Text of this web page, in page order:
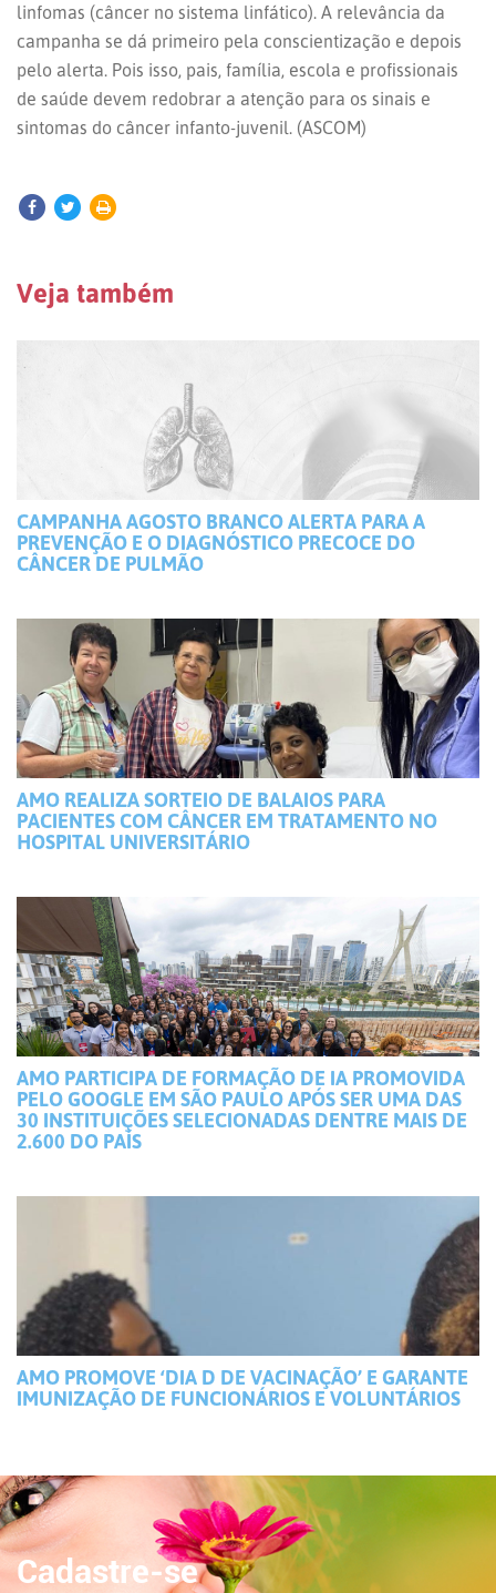
linfomas (câncer no sistema linfático). A relevância da
campanha se dá primeiro pela conscientização e depois
pelo alerta. Pois isso, pais, família, escola e profissionais
de saúde devem redobrar a atenção para os sinais e
sintomas do câncer infanto-juvenil. (ASCOM)
Veja também
CAMPANHA AGOSTO BRANCO ALERTA PARA A
PREVENÇÃO E O DIAGNÓSTICO PRECOCE DO
CÂNCER DE PULMÃO
AMO REALIZA SORTEIO DE BALAIOS PARA
PACIENTES COM CÂNCER EM TRATAMENTO NO
HOSPITAL UNIVERSITÁRIO
AMO PARTICIPA DE FORMAÇÃO DE IA PROMOVIDA
PELO GOOGLE EM SÃO PAULO APÓS SER UMA DAS
30 INSTITUIÇÕES SELECIONADAS DENTRE MAIS DE
2.600 DO PAÍS
AMO PROMOVE ‘DIA D DE VACINAÇÃO’ E GARANTE
IMUNIZAÇÃO DE FUNCIONÁRIOS E VOLUNTÁRIOS
Cadastre-se